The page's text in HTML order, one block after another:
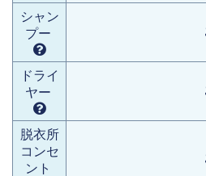
シャン
プー
ドライ
ヤー
脱衣所
コンセ
ント